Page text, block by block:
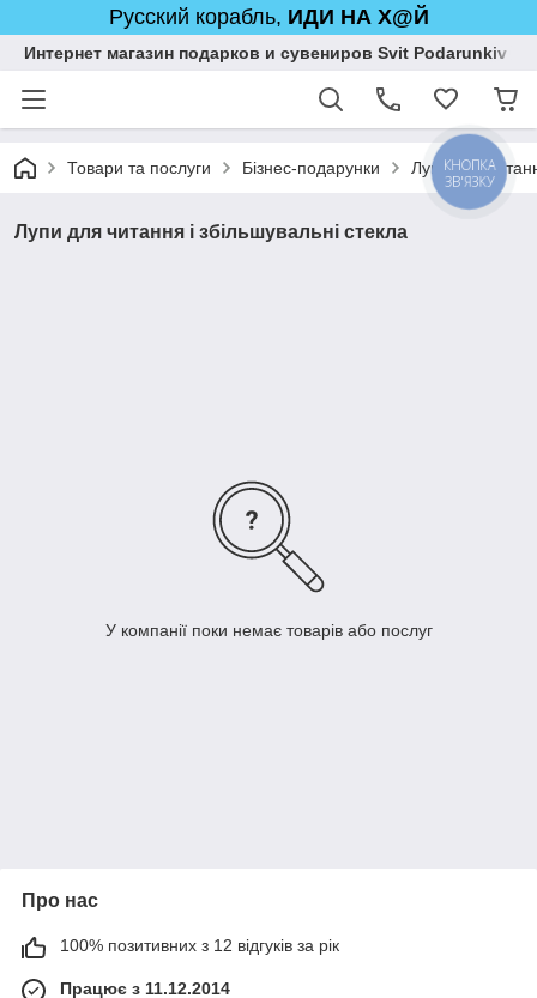
Русский корабль, ИДИ НА Х@Й
Интернет магазин подарков и сувениров Svit Podarunkiv
Товари та послуги Бізнес-подарунки Лупи для
Лупи для читання і збільшувальні стекла
У компанії поки немає товарів або послуг
Про нас
100% позитивних з 12 відгуків за рік
Працює з 11.12.2014
КНОПКА
ЗВ'ЯЗКУ